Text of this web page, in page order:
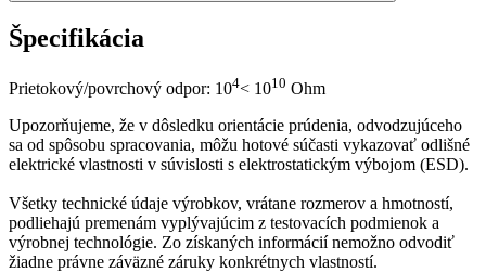
Špecifikácia
Prietokový/povrchový odpor: 104< 1010 Ohm
Upozorňujeme, že v dôsledku orientácie prúdenia, odvodzujúceho
sa od spôsobu spracovania, môžu hotové súčasti vykazovať odlišné
elektrické vlastnosti v súvislosti s elektrostatickým výbojom (ESD).
Všetky technické údaje výrobkov, vrátane rozmerov a hmotností,
podliehajú premenám vyplývajúcim z testovacích podmienok a
výrobnej technológie. Zo získaných informácií nemožno odvodiť
žiadne právne záväzné záruky konkrétnych vlastností.